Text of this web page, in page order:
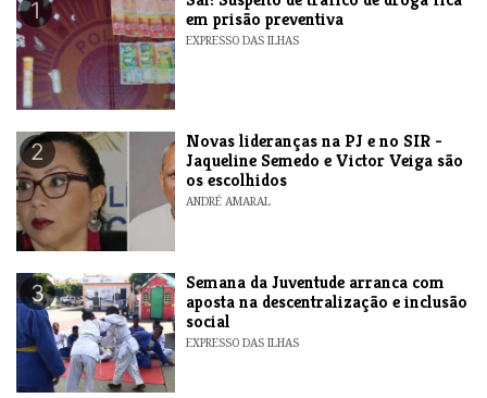
1
em prisão preventiva
EXPRESSO DAS ILHAS
2
Novas lideranças na PJ e no SIR -
Jaqueline Semedo e Victor Veiga são
os escolhidos
ANDRÉ AMARAL
3
Semana da Juventude arranca com
aposta na descentralização e inclusão
social
EXPRESSO DAS ILHAS